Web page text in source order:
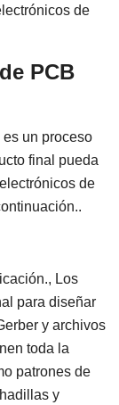
de
PCB
un proceso
final pueda
de
Los
para diseñar
y archivos
toda la
patrones de
y